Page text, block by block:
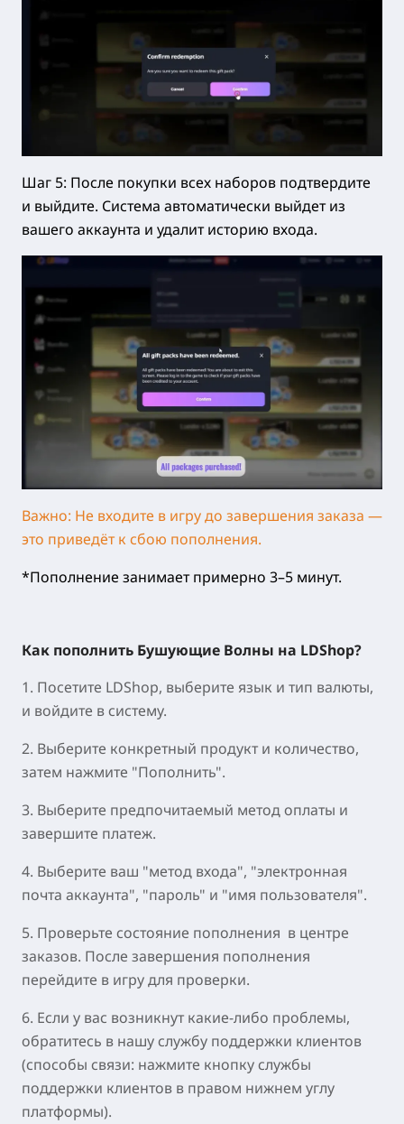
Шаг 5: После покупки всех наборов подтвердите
и выйдите. Система автоматически выйдет из
вашего аккаунта и удалит историю входа.
Важно: Не входите в игру до завершения заказа —
это приведёт к сбою пополнения.
*Пополнение занимает примерно 3–5 минут.
Как пополнить Бушующие Волны на LDShop?
1. Посетите LDShop, выберите язык и тип валюты,
и войдите в систему.
2. Выберите конкретный продукт и количество,
затем нажмите "Пополнить".
3. Выберите предпочитаемый метод оплаты и
завершите платеж.
4. Выберите ваш "метод входа", "электронная
почта аккаунта", "пароль" и "имя пользователя".
5. Проверьте состояние пополнения в центре
заказов. После завершения пополнения
перейдите в игру для проверки.
6. Если у вас возникнут какие-либо проблемы,
обратитесь в нашу службу поддержки клиентов
(способы связи: нажмите кнопку службы
поддержки клиентов в правом нижнем углу
платформы).